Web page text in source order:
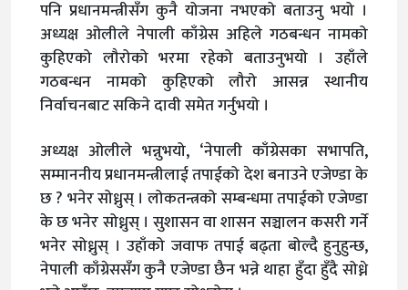
पनि प्रधानमन्त्रीसँग कुनै योजना नभएको बताउनु भयो ।
अध्यक्ष ओलीले नेपाली काँग्रेस अहिले गठबन्धन नामको
कुहिएको लौरोको भरमा रहेको बताउनुभयो । उहाँले
गठबन्धन नामको कुहिएको लौरो आसन्न स्थानीय
निर्वाचनबाट सकिने दावी समेत गर्नुभयो ।
अध्यक्ष ओलीले भन्नुभयो, ‘नेपाली काँग्रेसका सभापति,
सम्माननीय प्रधानमन्त्रीलाई तपाईको देश बनाउने एजेण्डा के
छ ? भनेर सोध्नुस् । लोकतन्त्रको सम्बन्धमा तपाईको एजेण्डा
के छ भनेर सोध्नुस् । सुशासन वा शासन सञ्चालन कसरी गर्ने
भनेर सोध्नुस् । उहाँको जवाफ तपाई बढ्ता बोल्दै हुनुहुन्छ,
नेपाली काँग्रेससँग कुनै एजेण्डा छैन भन्ने थाहा हुँदा हुँदै सोध्ने